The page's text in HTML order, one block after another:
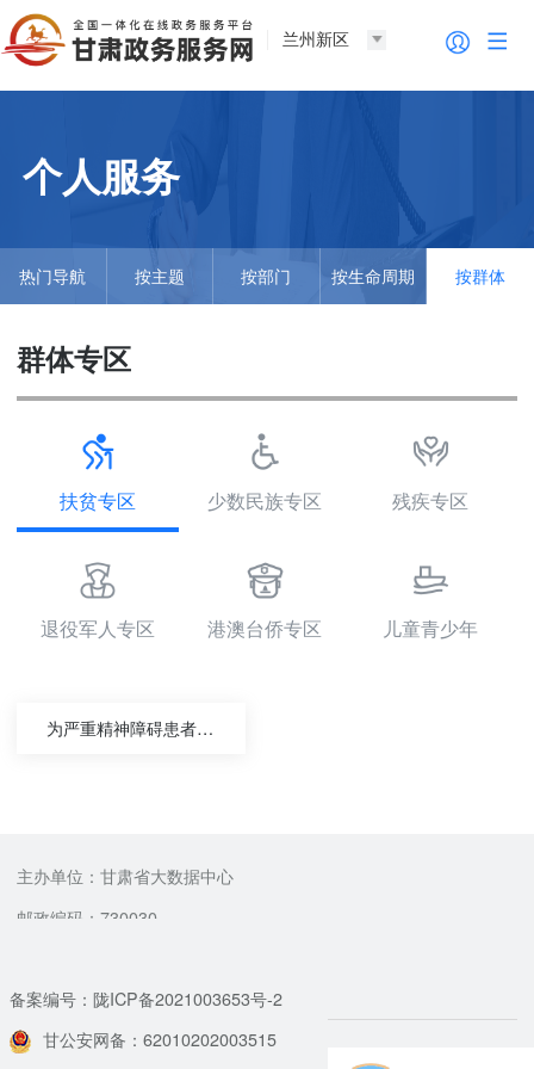
兰州新区
个人服务
热门导航 按主题 按部门 按生命周期 按群体
群体专区
扶贫专区 少数民族专区 残疾专区
退役军人专区 港澳台侨专区 儿童青少年
为严重精神障碍患者免费提供基本公共卫生服务
主办单位：甘肃省大数据中心
邮政编码：730030
备案编号：陇ICP备2021003653号-2
甘公安网备：62010202003515